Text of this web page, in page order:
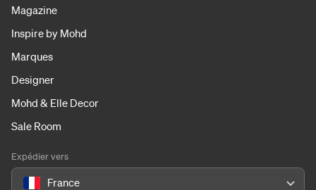
Magazine
Inspire by Mohd
Marques
Designer
Mohd & Elle Decor
Sale Room
Expédier vers
France